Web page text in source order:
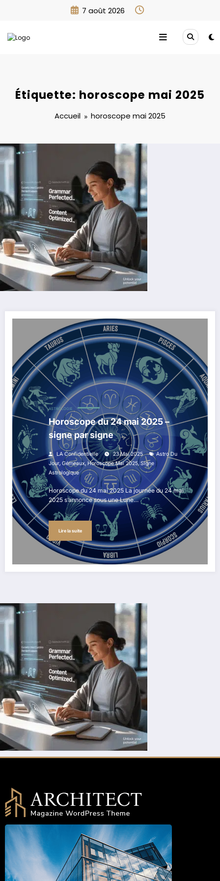
7 août 2026
Étiquette: horoscope mai 2025
Accueil horoscope mai 2025
ASTROLOGIE
Horoscope du 24 mai 2025 –
signe par signe
LA Confidentielle 23 Mai 2025
Astro Du
Jour, Gémeaux, Horoscope Mai 2025,Signe
Astrologique
Horoscope du 24 mai 2025 La journée du 24 mai
2025 s’annonce sous une Lune…
Lire la suite